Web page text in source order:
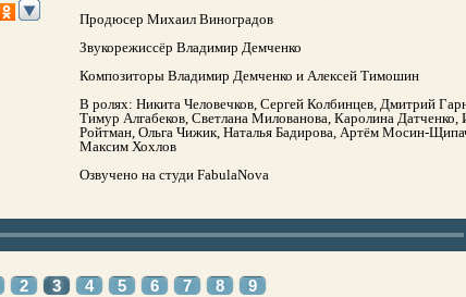
Продюсер Михаил Виноградов
Звукорежиссёр Владимир Демченко
Композиторы Владимир Демченко и Алексей Тимошин
В ролях: Никита Человечков, Сергей Колбинцев, Дмитрий
Тимур Алгабеков, Светлана Милованова, Каролина
Ройтман, Ольга Чижик, Наталья Бадирова, Артём Мосин-
Максим Хохлов
Озвучено на студи FabulaNova
2 3 4 5 6 7 8 9